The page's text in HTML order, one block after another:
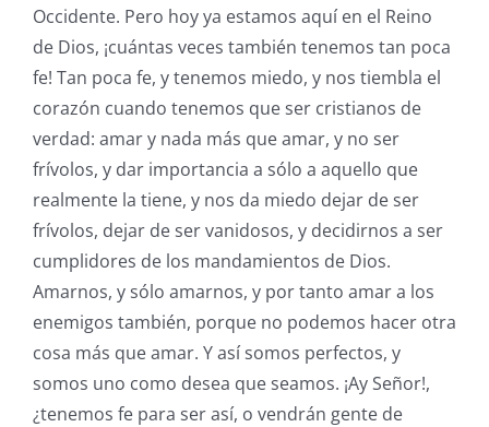
Occidente. Pero hoy ya estamos aquí en el Reino
de Dios, ¡cuántas veces también tenemos tan poca
fe! Tan poca fe, y tenemos miedo, y nos tiembla el
corazón cuando tenemos que ser cristianos de
verdad: amar y nada más que amar, y no ser
frívolos, y dar importancia a sólo a aquello que
realmente la tiene, y nos da miedo dejar de ser
frívolos, dejar de ser vanidosos, y decidirnos a ser
cumplidores de los mandamientos de Dios.
Amarnos, y sólo amarnos, y por tanto amar a los
enemigos también, porque no podemos hacer otra
cosa más que amar. Y así somos perfectos, y
somos uno como desea que seamos. ¡Ay Señor!,
¿tenemos fe para ser así, o vendrán gente de